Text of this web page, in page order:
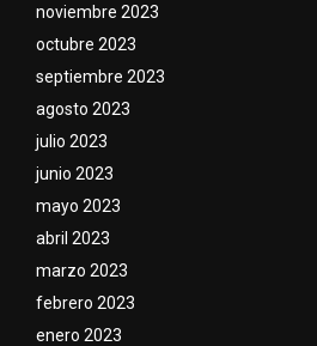
noviembre 2023
octubre 2023
septiembre 2023
agosto 2023
julio 2023
junio 2023
mayo 2023
abril 2023
marzo 2023
febrero 2023
enero 2023